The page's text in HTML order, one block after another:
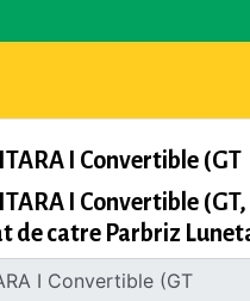
I Convertible (GT
I Convertible
de catre Parbriz